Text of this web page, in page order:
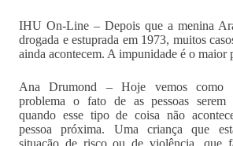
IHU On-Line – Depois que a menina
drogada e estuprada em 1973, muitos
ainda acontecem. A impunidade é o maior
Ana Drumond – Hoje vemos como
problema o fato de as pessoas serem
quando esse tipo de coisa não
pessoa próxima. Uma criança que
situação de risco ou de violência, que